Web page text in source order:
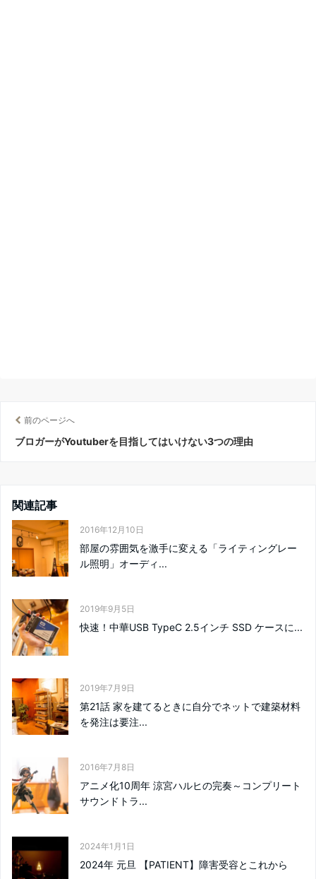
前のページへ
ブロガーがYoutuberを目指してはいけない3つの理由
関連記事
2016年12月10日
部屋の雰囲気を激手に変える「ライティングレー
ル照明」オーディ...
2019年9月5日
快速！中華USB TypeC 2.5インチ SSD ケースに...
2019年7月9日
第21話 家を建てるときに自分でネットで建築材料
を発注は要注...
2016年7月8日
アニメ化10周年 涼宮ハルヒの完奏～コンプリート
サウンドトラ...
2024年1月1日
2024年 元旦 【PATIENT】障害受容とこれから